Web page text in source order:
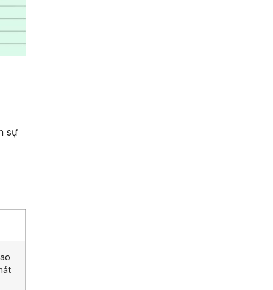
sự